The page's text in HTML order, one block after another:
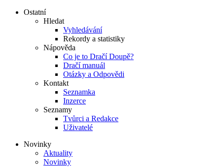
Ostatní
Hledat
Vyhledávání
Rekordy a statistiky
Nápověda
Co je to Dračí Doupě?
Dračí manuál
Otázky a Odpovědi
Kontakt
Seznamka
Inzerce
Seznamy
Tvůrci a Redakce
Uživatelé
Novinky
Aktuality
Novinky